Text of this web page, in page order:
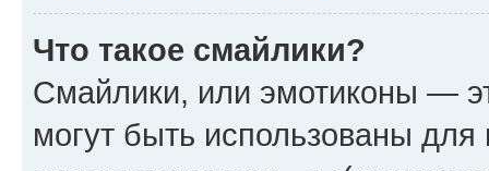
Что такое смайлики?
Смайлики, или эмотиконы —
могут быть использованы